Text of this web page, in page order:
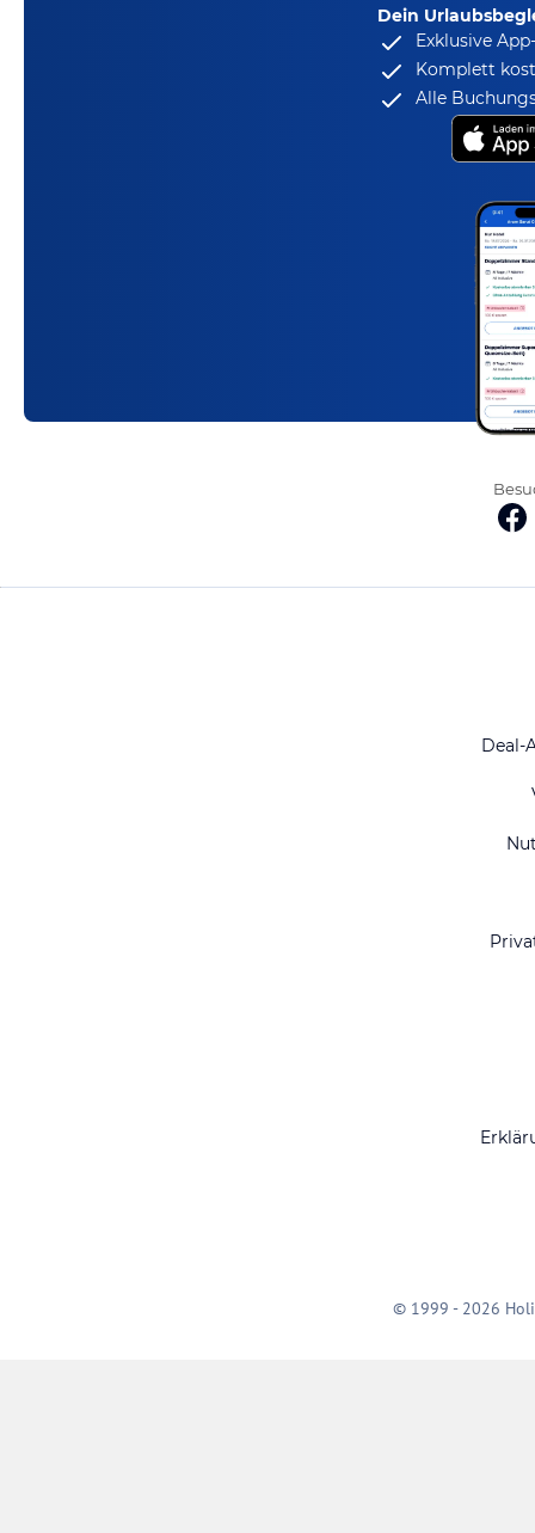
Dein
Exklusive
Komplett
Alle
Deal-
© 1999 - 2026